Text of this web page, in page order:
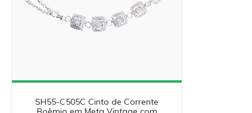
SH55-C505C Cinto de Corrente